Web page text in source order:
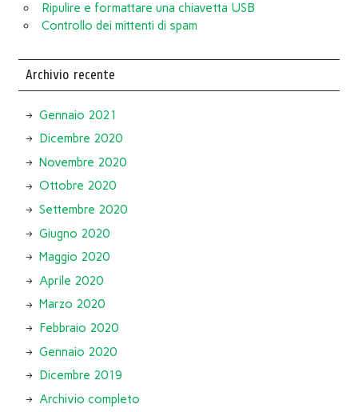
Ripulire e formattare una chiavetta USB
Controllo dei mittenti di spam
Archivio recente
Gennaio 2021
Dicembre 2020
Novembre 2020
Ottobre 2020
Settembre 2020
Giugno 2020
Maggio 2020
Aprile 2020
Marzo 2020
Febbraio 2020
Gennaio 2020
Dicembre 2019
Archivio completo